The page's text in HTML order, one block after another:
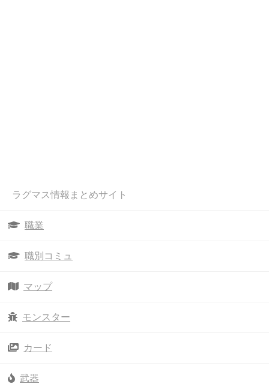
ラグマス情報まとめサイト
職業
職別コミュ
マップ
モンスター
カード
武器